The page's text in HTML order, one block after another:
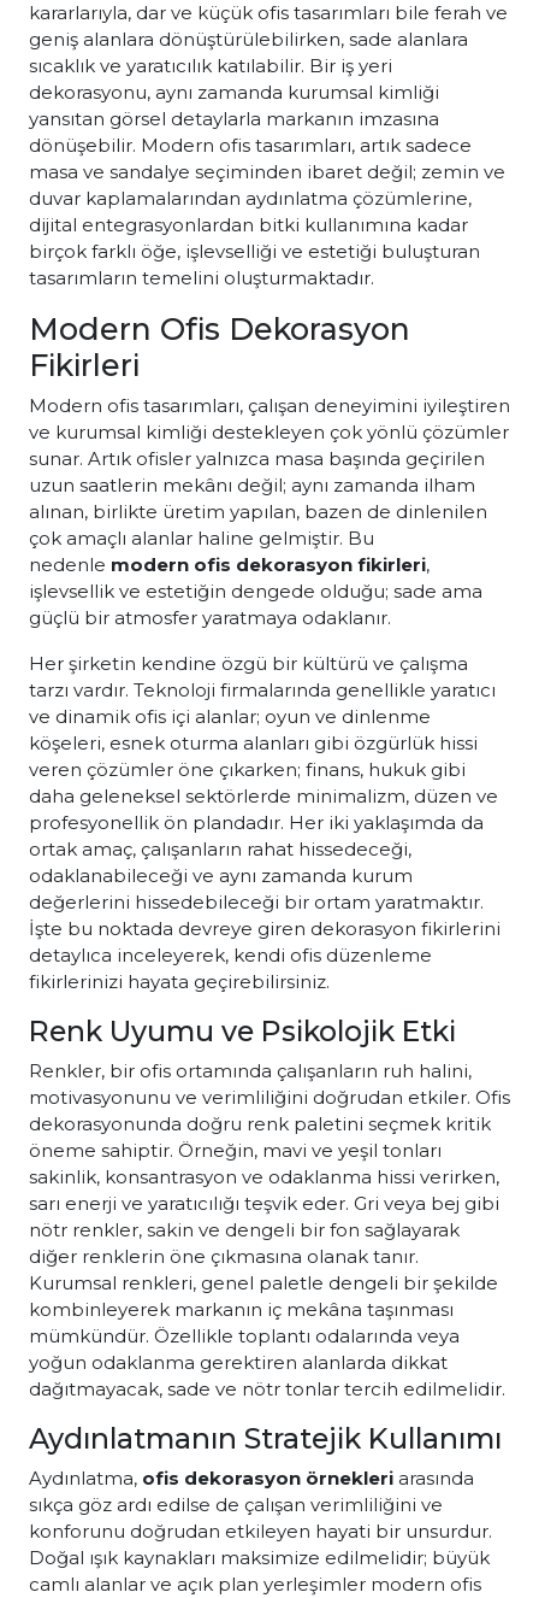
kararlarıyla, dar ve küçük ofis tasarımları bile ferah ve
geniş alanlara dönüştürülebilirken, sade alanlara
sıcaklık ve yaratıcılık katılabilir. Bir iş yeri
dekorasyonu, aynı zamanda kurumsal kimliği
yansıtan görsel detaylarla markanın imzasına
dönüşebilir. Modern ofis tasarımları, artık sadece
masa ve sandalye seçiminden ibaret değil; zemin ve
duvar kaplamalarından aydınlatma çözümlerine,
dijital entegrasyonlardan bitki kullanımına kadar
birçok farklı öğe, işlevselliği ve estetiği buluşturan
tasarımların temelini oluşturmaktadır.
Modern Ofis Dekorasyon
Fikirleri
Modern ofis tasarımları, çalışan deneyimini iyileştiren
ve kurumsal kimliği destekleyen çok yönlü çözümler
sunar. Artık ofisler yalnızca masa başında geçirilen
uzun saatlerin mekânı değil; aynı zamanda ilham
alınan, birlikte üretim yapılan, bazen de dinlenilen
çok amaçlı alanlar haline gelmiştir. Bu
nedenle modern ofis dekorasyon fikirleri,
işlevsellik ve estetiğin dengede olduğu; sade ama
güçlü bir atmosfer yaratmaya odaklanır.
Her şirketin kendine özgü bir kültürü ve çalışma
tarzı vardır. Teknoloji firmalarında genellikle yaratıcı
ve dinamik ofis içi alanlar; oyun ve dinlenme
köşeleri, esnek oturma alanları gibi özgürlük hissi
veren çözümler öne çıkarken; finans, hukuk gibi
daha geleneksel sektörlerde minimalizm, düzen ve
profesyonellik ön plandadır. Her iki yaklaşımda da
ortak amaç, çalışanların rahat hissedeceği,
odaklanabileceği ve aynı zamanda kurum
değerlerini hissedebileceği bir ortam yaratmaktır.
İşte bu noktada devreye giren dekorasyon fikirlerini
detaylıca inceleyerek, kendi ofis düzenleme
fikirlerinizi hayata geçirebilirsiniz.
Renk Uyumu ve Psikolojik Etki
Renkler, bir ofis ortamında çalışanların ruh halini,
motivasyonunu ve verimliliğini doğrudan etkiler. Ofis
dekorasyonunda doğru renk paletini seçmek kritik
öneme sahiptir. Örneğin, mavi ve yeşil tonları
sakinlik, konsantrasyon ve odaklanma hissi verirken,
sarı enerji ve yaratıcılığı teşvik eder. Gri veya bej gibi
nötr renkler, sakin ve dengeli bir fon sağlayarak
diğer renklerin öne çıkmasına olanak tanır.
Kurumsal renkleri, genel paletle dengeli bir şekilde
kombinleyerek markanın iç mekâna taşınması
mümkündür. Özellikle toplantı odalarında veya
yoğun odaklanma gerektiren alanlarda dikkat
dağıtmayacak, sade ve nötr tonlar tercih edilmelidir.
Aydınlatmanın Stratejik Kullanımı
Aydınlatma, ofis dekorasyon örnekleri arasında
sıkça göz ardı edilse de çalışan verimliliğini ve
konforunu doğrudan etkileyen hayati bir unsurdur.
Doğal ışık kaynakları maksimize edilmelidir; büyük
camlı alanlar ve açık plan yerleşimler modern ofis